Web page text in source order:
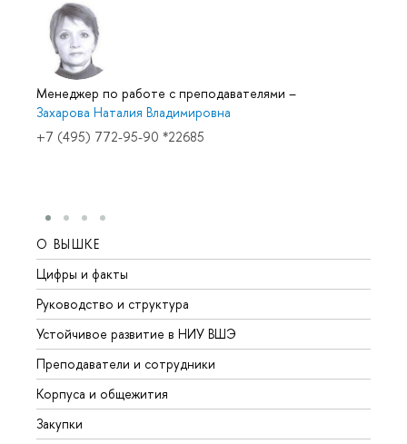
Менеджер по работе с преподавателями –
Захарова Наталия Владимировна
+7 (495) 772-95-90 *22685
О ВЫШКЕ
Цифры и факты
Руководство и структура
Устойчивое развитие в НИУ ВШЭ
Преподаватели и сотрудники
Корпуса и общежития
Закупки